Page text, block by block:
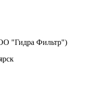
"Гидра Фильтр")